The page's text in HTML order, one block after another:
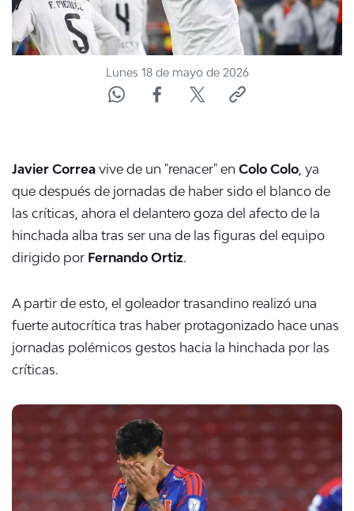
CORPORATIVO Y TRANSPARENCIA
CANAL DE DENUNCIAS
ÁREA DE PROYECTOS
Lunes 18 de mayo de 2026
Javier Correa vive de un "renacer" en Colo Colo, ya
que después de jornadas de haber sido el blanco de
las críticas, ahora el delantero goza del afecto de la
hinchada alba tras ser una de las figuras del equipo
dirigido por Fernando Ortiz.
A partir de esto, el goleador trasandino realizó una
fuerte autocrítica tras haber protagonizado hace unas
jornadas polémicos gestos hacia la hinchada por las
críticas.